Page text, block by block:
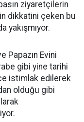
ziyaretçilerin
dikkatini çeken bu
yakışmıyor.
Papazın Evini
gibi yine tarihi
istimlak edilerek
olduğu gibi